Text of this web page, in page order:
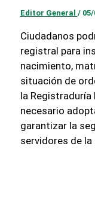
Editor General / 05/
Ciudadanos
registral para
nacimiento,
situación de
la Registraduría
necesario
garantizar la
servidores de la